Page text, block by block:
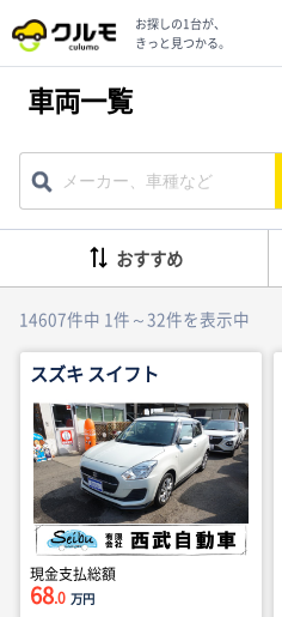
お探しの1台が、
きっと見つかる。
車両一覧
14607件中 1件～32件を表示中
おすすめ
スズキ スイフト
現金支払総額
68.0 万円